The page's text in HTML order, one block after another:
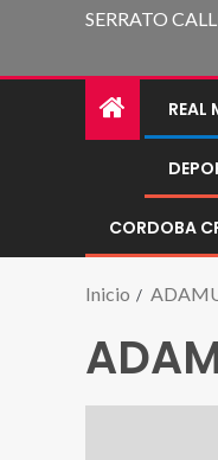
SERRATO
REAL
CORDOBA
Inicio